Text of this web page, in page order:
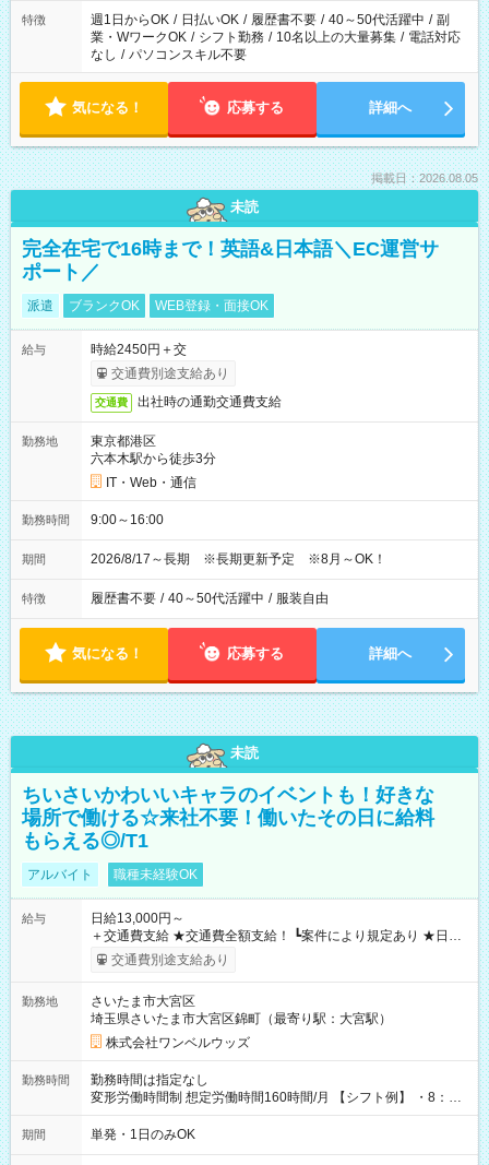
特徴 週1日からOK / 日払いOK / 履歴書不要 / 40～50代活躍中 / 副
業・WワークOK / シフト勤務 / 10名以上の大量募集 / 電話対応
なし / パソコンスキル不要
気になる！ 応募する 詳細へ
掲載日：2026.08.05
未読
完全在宅で16時まで！英語&日本語＼EC運営サ
ポート／
派遣 ブランクOK WEB登録・面接OK
給与
時給2450円＋交
交通費別途支給あり
交通費 出社時の通勤交通費支給
勤務地
東京都港区
六本木駅から徒歩3分
IT・Web・通信
勤務時間 9:00～16:00
期間 2026/8/17～長期 ※長期更新予定 ※8月～OK！
特徴 履歴書不要 / 40～50代活躍中 / 服装自由
気になる！ 応募する 詳細へ
未読
ちいさいかわいいキャラのイベントも！好きな
場所で働ける☆来社不要！働いたその日に給料
もらえる◎/T1
アルバイト 職種未経験OK
給与
日給13,000円～
＋交通費支給 ★交通費全額支給！ ┗案件により規定あり ★日払
いOK！（規定あり） ┗働いたその日に現金GET♪ お仕事後はコ
ンビニATMから 日払い分を引き落とせます！ 【試用期間】試
交通費別途支給あり
勤務地
さいたま市大宮区
埼玉県さいたま市大宮区錦町（最寄り駅：大宮駅）
株式会社ワンベルウッズ
勤務時間
勤務時間は指定なし
変形労働時間制 想定労働時間160時間/月 【シフト例】 ・8：00
～21：00
期間 単発・1日のみOK